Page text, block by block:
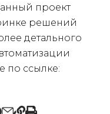
проект
решений
детального
по ссылке: